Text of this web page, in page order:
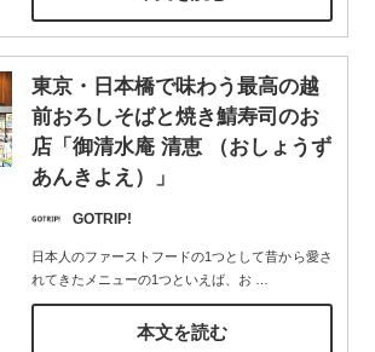
東京・日本橋で味わう最高の越
前おろしそばと焼き鯖寿司のお
店「御清水庵 清恵 （おしょうず
あんきよえ）」
GOTRIP!
日本人のファーストフードの1つとして昔から愛さ
れてきたメニューの1つといえば、お
本文を読む